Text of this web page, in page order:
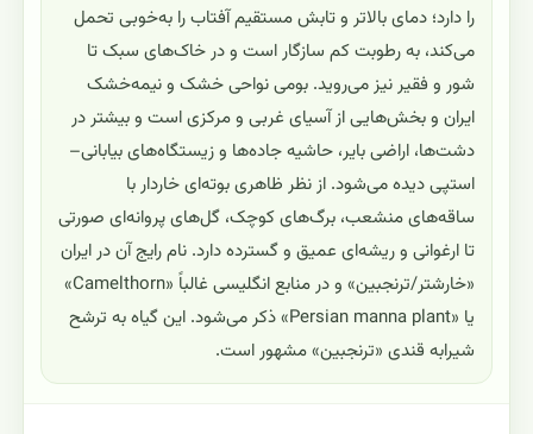
را دارد؛ دمای بالاتر و تابش مستقیم آفتاب را به‌خوبی تحمل
می‌کند، به رطوبت کم سازگار است و در خاک‌های سبک تا
شور و فقیر نیز می‌روید. بومی نواحی خشک و نیمه‌خشک
ایران و بخش‌هایی از آسیای غربی و مرکزی است و بیشتر در
دشت‌ها، اراضی بایر، حاشیه جاده‌ها و زیستگاه‌های بیابانی–
استپی دیده می‌شود. از نظر ظاهری بوته‌ای خاردار با
ساقه‌های منشعب، برگ‌های کوچک، گل‌های پروانه‌ای صورتی
تا ارغوانی و ریشه‌ای عمیق و گسترده دارد. نام رایج آن در ایران
«خارشتر/ترنجبین» و در منابع انگلیسی غالباً «Camelthorn»
یا «Persian manna plant» ذکر می‌شود. این گیاه به ترشح
شیرابه قندی «ترنجبین» مشهور است.